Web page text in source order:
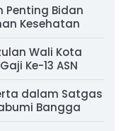
Penting Bidan
Kesehatan
Wali Kota
Ke-13 ASN
dalam Satgas
Bangga